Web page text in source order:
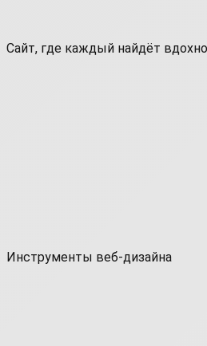
Сайт, где каждый найдёт
Инструменты веб-дизайна